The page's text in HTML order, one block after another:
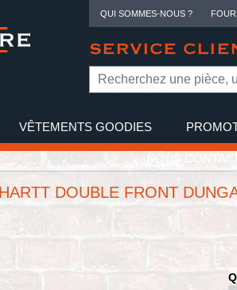
QUI SOMMES-NOUS ?
SERVICE
VÊTEMENTS GOODIES
NOUS
DOUBLE FRONT